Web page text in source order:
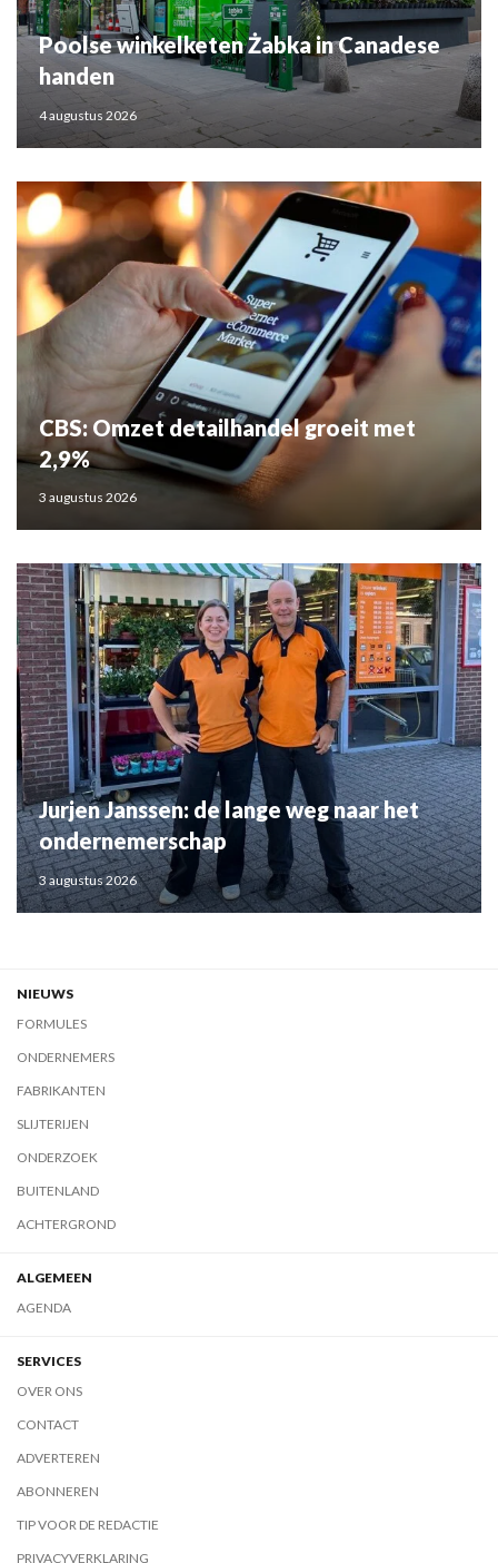
Poolse winkelketen Żabka in Canadese
handen
4 augustus 2026
CBS: Omzet detailhandel groeit met
2,9%
3 augustus 2026
Jurjen Janssen: de lange weg naar het
ondernemerschap
3 augustus 2026
NIEUWS
FORMULES
ONDERNEMERS
FABRIKANTEN
SLIJTERIJEN
ONDERZOEK
BUITENLAND
ACHTERGROND
ALGEMEEN
AGENDA
SERVICES
OVER ONS
CONTACT
ADVERTEREN
ABONNEREN
TIP VOOR DE REDACTIE
PRIVACYVERKLARING